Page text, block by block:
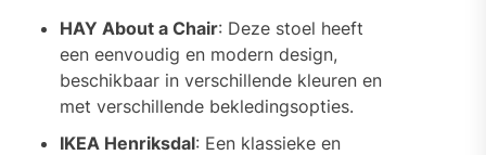
HAY About a Chair: Deze stoel heeft
een eenvoudig en modern design,
beschikbaar in verschillende kleuren en
met verschillende bekledingsopties.
IKEA Henriksdal: Een klassieke en